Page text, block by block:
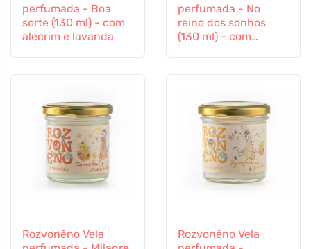
perfumada - Boa
sorte (130 ml) - com
alecrim e lavanda
perfumada - No
reino dos sonhos
(130 ml) - com
Rozvoněno Vela
Rozvoněno Vela